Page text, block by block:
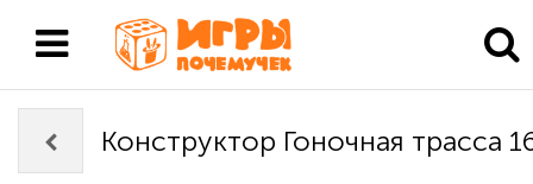
Конструктор Гоночная трасса